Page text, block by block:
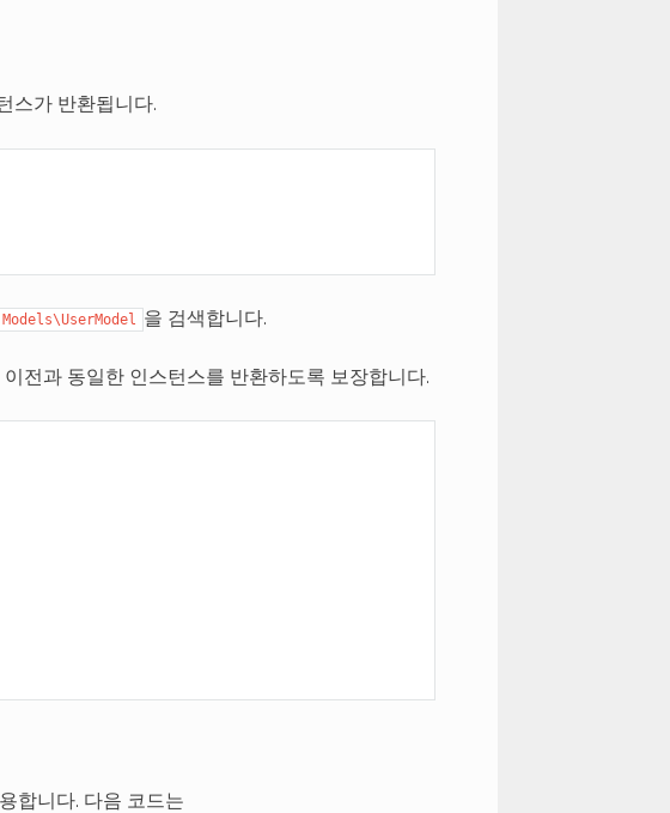
스가 반환됩니다.
Models\UserModel 을 검색합니다.
전과 동일한 인스턴스를 반환하도록 보장합니다.
합니다. 다음 코드는